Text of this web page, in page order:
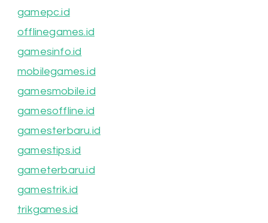
gamepc.id
offlinegames.id
gamesinfo.id
mobilegames.id
gamesmobile.id
gamesoffline.id
gamesterbaru.id
gamestips.id
gameterbaru.id
gamestrik.id
trikgames.id